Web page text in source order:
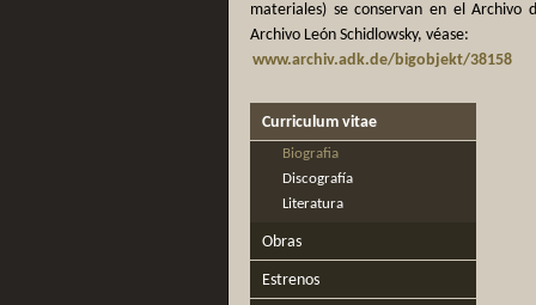
materiales) se conservan en el
Archivo León Schidlowsky, véase:
www.archiv.adk.de/bigobjekt/38158
Curriculum vitae
Biografia
Discografía
Literatura
Obras
Estrenos